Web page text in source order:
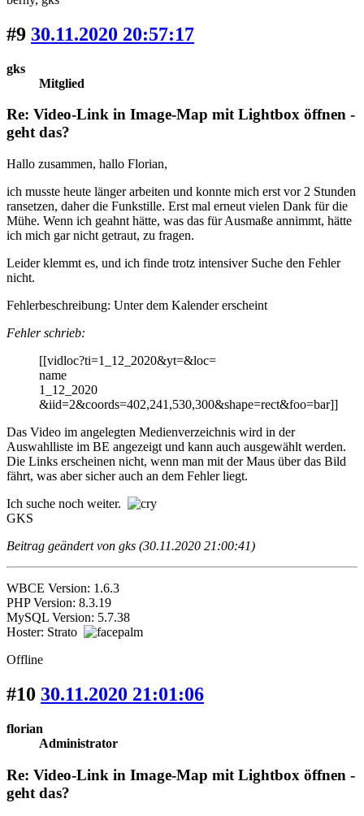
#9 30.11.2020 20:57:17
gks
Mitglied
Re: Video-Link in Image-Map mit Lightbox öffnen -
geht das?
Hallo zusammen, hallo Florian,
ich musste heute länger arbeiten und konnte mich erst vor 2 Stunden
ransetzen, daher die Funkstille. Erst mal erneut vielen Dank für die
Mühe. Wenn ich geahnt hätte, was das für Ausmaße annimmt, hätte
ich mich gar nicht getraut, zu fragen.
Leider klemmt es, und ich finde trotz intensiver Suche den Fehler
nicht.
Fehlerbeschreibung: Unter dem Kalender erscheint
Fehler schrieb:
[[vidloc?ti=1_12_2020&yt=&loc=
name
1_12_2020
&iid=2&coords=402,241,530,300&shape=rect&foo=bar]]
Das Video im angelegten Medienverzeichnis wird in der
Auswahlliste im BE angezeigt und kann auch ausgewählt werden.
Die Links erscheinen nicht, wenn man mit der Maus über das Bild
fährt, was aber sicher auch an dem Fehler liegt.
Ich suche noch weiter.
GKS
Beitrag geändert von gks (30.11.2020 21:00:41)
WBCE Version: 1.6.3
PHP Version: 8.3.19
MySQL Version: 5.7.38
Hoster: Strato
Offline
#10 30.11.2020 21:01:06
florian
Administrator
Re: Video-Link in Image-Map mit Lightbox öffnen -
geht das?